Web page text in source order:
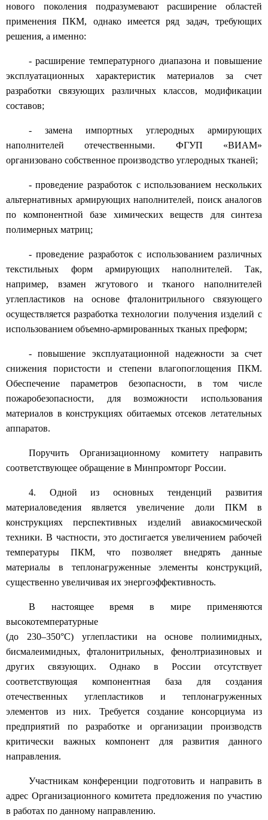
нового поколения подразумевают расширение областей
применения ПКМ, однако имеется ряд задач, требующих
решения, а именно:
- расширение температурного диапазона и повышение
эксплуатационных характеристик материалов за счет
разработки связующих различных классов, модификации
составов;
- замена импортных углеродных армирующих
наполнителей отечественными. ФГУП «ВИАМ»
организовано собственное производство углеродных тканей;
- проведение разработок с использованием нескольких
альтернативных армирующих наполнителей, поиск аналогов
по компонентной базе химических веществ для синтеза
полимерных матриц;
- проведение разработок с использованием различных
текстильных форм армирующих наполнителей. Так,
например, взамен жгутового и тканого наполнителей
углепластиков на основе фталонитрильного связующего
осуществляется разработка технологии получения изделий с
использованием объемно-армированных тканых преформ;
- повышение эксплуатационной надежности за счет
снижения пористости и степени влагопоглощения ПКМ.
Обеспечение параметров безопасности, в том числе
пожаробезопасности, для возможности использования
материалов в конструкциях обитаемых отсеков летательных
аппаратов.
Поручить Организационному комитету направить
соответствующее обращение в Минпромторг России.
4. Одной из основных тенденций развития
материаловедения является увеличение доли ПКМ в
конструкциях перспективных изделий авиакосмической
техники. В частности, это достигается увеличением рабочей
температуры ПКМ, что позволяет внедрять данные
материалы в теплонагруженные элементы конструкций,
существенно увеличивая их энергоэффективность.
В настоящее время в мире применяются
высокотемпературные
(до 230–350°С) углепластики на основе полиимидных,
бисмалеимидных, фталонитрильных, фенолтриазиновых и
других связующих. Однако в России отсутствует
соответствующая компонентная база для создания
отечественных углепластиков и теплонагруженных
элементов из них. Требуется создание консорциума из
предприятий по разработке и организации производств
критически важных компонент для развития данного
направления.
Участникам конференции подготовить и направить в
адрес Организационного комитета предложения по участию
в работах по данному направлению.